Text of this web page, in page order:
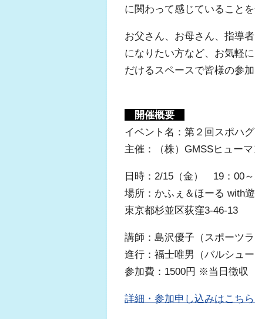
に関わって感じていること
お父さん、お母さん、指導
になりたい方など、お気軽
だけるスペースで皆様の参
開催概要
イベント名：第２回スポハ
主催：（株）GMSSヒュー
日時：2/15（金） 19：00～
場所：かふぇ＆ほーる with遊
東京都杉並区荻窪3-46-13
講師：島沢優子（スポーツラ
進行：福士唯男（バルシュー
参加費：1500円 ※当日徴収
詳細・参加申し込みはこちら